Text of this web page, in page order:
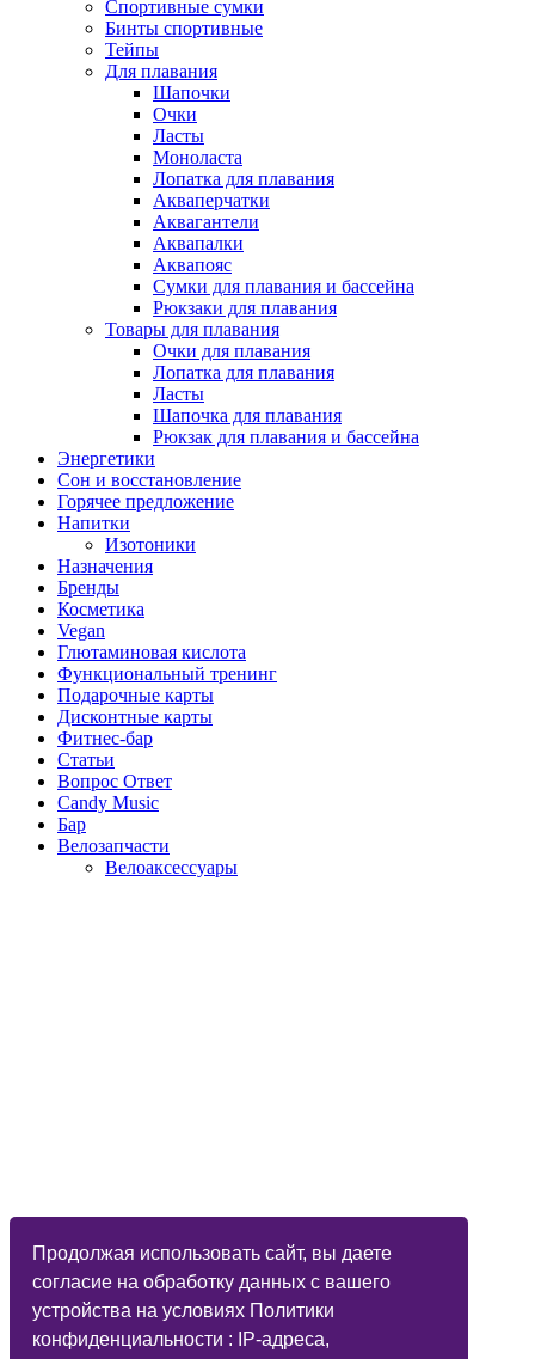
Продолжая использовать сайт, вы даете
согласие на обработку данных с вашего
устройства на условиях Политики
конфиденциальности : IP-адреса,
Спортивные сумки
Бинты спортивные
Тейпы
Для плавания
Шапочки
Очки
Ласты
Моноласта
Лопатка для плавания
Акваперчатки
Аквагантели
Аквапалки
Аквапояс
Сумки для плавания и бассейна
Рюкзаки для плавания
Товары для плавания
Очки для плавания
Лопатка для плавания
Ласты
Шапочка для плавания
Рюкзак для плавания и бассейна
Энергетики
Сон и восстановление
Горячее предложение
Напитки
Изотоники
Назначения
Бренды
Косметика
Vegan
Глютаминовая кислота
Функциональный тренинг
Подарочные карты
Дисконтные карты
Фитнес-бар
Статьи
Вопрос Ответ
Candy Music
Бар
Велозапчасти
Велоаксессуары